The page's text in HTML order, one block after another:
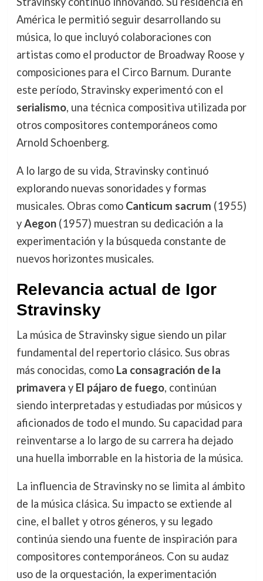
América le permitió seguir desarrollando su
música, lo que incluyó colaboraciones con
artistas como el productor de Broadway Roose y
composiciones para el Circo Barnum. Durante
este período, Stravinsky experimentó con el
serialismo, una técnica compositiva utilizada por
otros compositores contemporáneos como
Arnold Schoenberg.
A lo largo de su vida, Stravinsky continuó
explorando nuevas sonoridades y formas
musicales. Obras como Canticum sacrum (1955)
yAegon(1957) muestran su dedicación a la
experimentación y la búsqueda constante de
nuevos horizontes musicales.
Relevancia actual de Igor
Stravinsky
La música de Stravinsky sigue siendo un pilar
fundamental del repertorio clásico. Sus obras
más conocidas, como La consagración de la
primavera y El pájaro de fuego, continúan
siendo interpretadas y estudiadas por músicos y
aficionados de todo el mundo. Su capacidad para
reinventarse a lo largo de su carrera ha dejado
una huella imborrable en la historia de la música.
La influencia de Stravinsky no se limita al ámbito
de la música clásica. Su impacto se extiende al
cine, el ballet y otros géneros, y su legado
continúa siendo una fuente de inspiración para
compositores contemporáneos. Con su audaz
uso de la orquestación, la experimentación